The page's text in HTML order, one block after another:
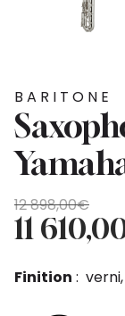
BARITONE
12 898,00€
Original
price
was:
12
11
Current
price
is:
11
Finition :